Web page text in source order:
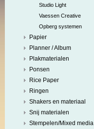
Studio Light
Vaessen Creative
Opberg systemen
Papier
Planner / Album
Plakmaterialen
Ponsen
Rice Paper
Ringen
Shakers en materiaal
Snij materialen
Stempelen/Mixed media